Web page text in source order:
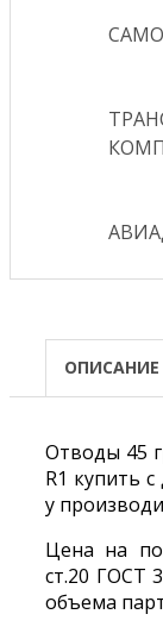
ОПИСАНИЕ
Отводы 45
R1 купить
у
Цена на
ст.20 ГОСТ
объема